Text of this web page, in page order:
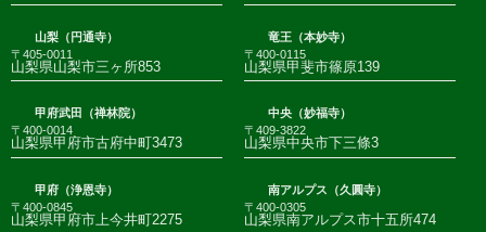
山梨（円通寺）
〒405-0011
山梨県山梨市三ヶ所853
竜王（本妙寺）
〒400-0115
山梨県甲斐市篠原139
甲府武田（禅林院）
〒400-0014
山梨県甲府市古府中町3473
中央（妙福寺）
〒409-3822
山梨県中央市下三條3
甲府（浄恩寺）
〒400-0845
山梨県甲府市上今井町2275
南アルプス（久圓寺）
〒400-0305
山梨県南アルプス市十五所474